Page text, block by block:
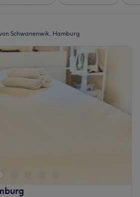
Schwanenwik, Hamburg